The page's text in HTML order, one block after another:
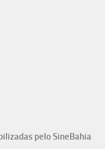
pelo SineBahia